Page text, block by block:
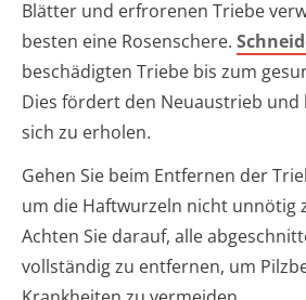
Blätter und erfrorenen Triebe
besten eine Rosenschere.
beschädigten Triebe bis zum
Dies fördert den Neuaustrieb und
sich zu erholen.
Gehen Sie beim Entfernen der
um die Haftwurzeln nicht unnötig
Achten Sie darauf, alle
vollständig zu entfernen, um